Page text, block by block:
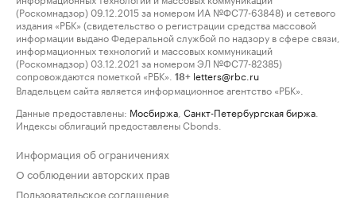
(Роскомнадзор) 09.12.2015 за номером ИА №ФС77-63848) и сетевого
издания «РБК» (свидетельство о регистрации средства массовой
информации выдано Федеральной службой по надзору в сфере связи,
информационных технологий и массовых коммуникаций
(Роскомнадзор) 03.12.2021 за номером ЭЛ №ФС77-82385)
сопровождаются пометкой «РБК».
18+ letters@rbc.ru
Владельцем сайта является информационное агентство «РБК».
Данные предоставлены: Мосбиржа Санкт-Петербургская биржа
Индексы облигаций предоставлены Cbonds.
Информация об ограничениях
О соблюдении авторских прав
Пользовательское соглашение